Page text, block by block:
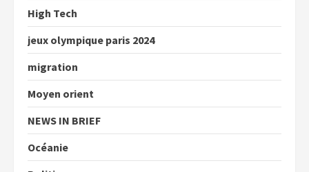
High Tech
jeux olympique paris 2024
migration
Moyen orient
NEWS IN BRIEF
Océanie